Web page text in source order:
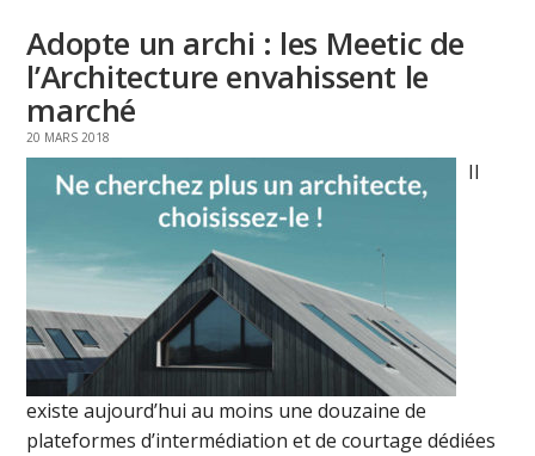
Adopte un archi : les Meetic de
l’Architecture envahissent le
marché
20 MARS 2018
Il
existe aujourd’hui au moins une douzaine de
plateformes d’intermédiation et de courtage dédiées